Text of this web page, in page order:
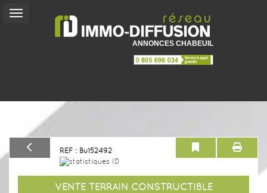
ANNONCES CHABEUIL
Vacances
Service
REF : Bu152492
VENTE TERRAIN CONSTRUCTIBLE